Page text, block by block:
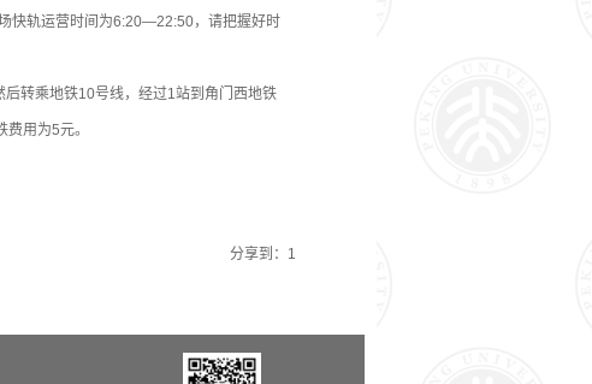
快轨运营时间为6:20—22:50，请把握好时
转乘地铁10号线，经过1站到角门西地铁
用为5元。
分享到： 1